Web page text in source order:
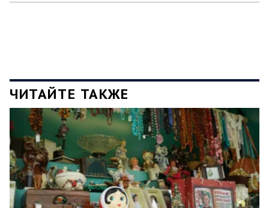
ЧИТАЙТЕ ТАКЖЕ